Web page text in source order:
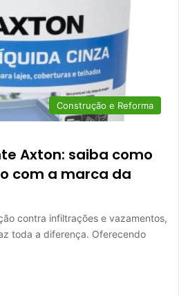
Construção e Reforma
Axton: saiba como
com a marca da
contra infiltrações e vazamentos,
toda a diferença. Oferecendo